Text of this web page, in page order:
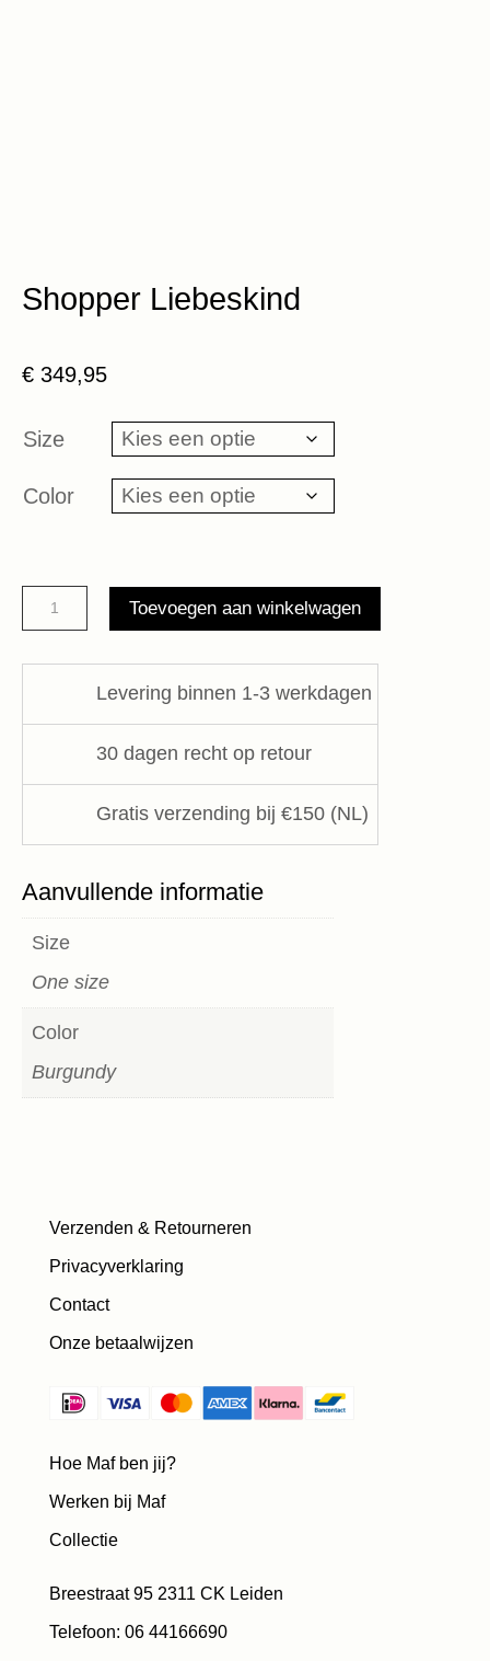
Shopper Liebeskind
€ 349,95
Size
Color
Shopper
Liebeskind
Toevoegen aan winkelwagen
Levering binnen 1-3 werkdagen
30 dagen recht op retour
Gratis verzending bij €150 (NL)
Aanvullende informatie
Size
One size
Color
Burgundy
Verzenden & Retourneren
Privacyverklaring
Contact
Onze betaalwijzen
Hoe Maf ben jij?
Werken bij Maf
Collectie
Breestraat 95 2311 CK Leiden
Telefoon: 06 44166690